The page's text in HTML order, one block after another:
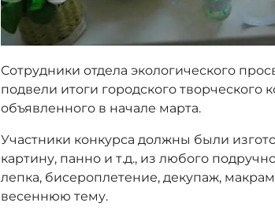
Сотрудники отдела экологического
подвели итоги городского творческого
объявленного в начале марта.
Участники конкурса должны были
картину, панно и т.д., из любого
лепка, бисероплетение, декупаж,
весеннюю тему.